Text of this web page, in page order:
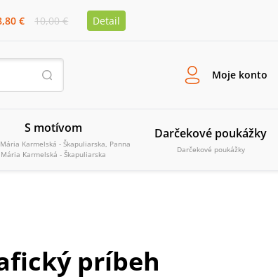
€ 10,00 € Detail
Moje konto
S motívom
Karmelská - Škapuliarska, Panna
Mária Karmelská - Škapuliarska
Darčekové poukážky
Darčekové poukážky
príbeh